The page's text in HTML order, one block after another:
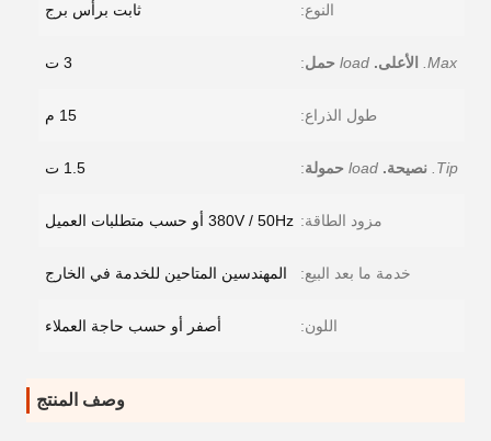
النوع: ثابت برأس برج
Max. الأعلى. load حمل: 3 ت
طول الذراع: 15 م
Tip. نصيحة. load حمولة: 1.5 ت
مزود الطاقة: 380V / 50Hz أو حسب متطلبات العميل
خدمة ما بعد البيع: المهندسين المتاحين للخدمة في الخارج
اللون: أصفر أو حسب حاجة العملاء
وصف المنتج